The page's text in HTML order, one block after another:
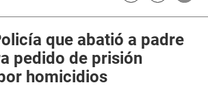
que abatió a padre
pedido de prisión
homicidios